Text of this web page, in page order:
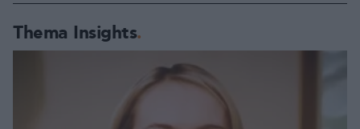
Thema Insights